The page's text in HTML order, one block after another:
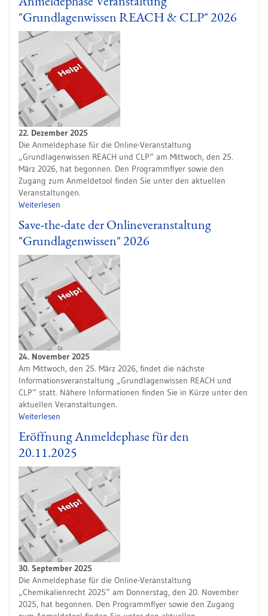
"Grundlagenwissen REACH & CLP" 2026
22. Dezember 2025
Die Anmeldephase für die Online-Veranstaltung
„Grundlagenwissen REACH und CLP“ am Mittwoch, den 25.
März 2026, hat begonnen. Den Programmflyer sowie den
Zugang zum Anmeldetool finden Sie unter den aktuellen
Veranstaltungen.
Weiterlesen
Save-the-date der Onlineveranstaltung
"Grundlagenwissen" 2026
24. November 2025
Am Mittwoch, den 25. März 2026, findet die nächste
Informationsveranstaltung „Grundlagenwissen REACH und
CLP“ statt. Nähere Informationen finden Sie in Kürze unter den
aktuellen Veranstaltungen.
Weiterlesen
Eröffnung Anmeldephase für den
20.11.2025
30. September 2025
Die Anmeldephase für die Online-Veranstaltung
„Chemikalienrecht 2025“ am Donnerstag, den 20. November
2025, hat begonnen. Den Programmflyer sowie den Zugang